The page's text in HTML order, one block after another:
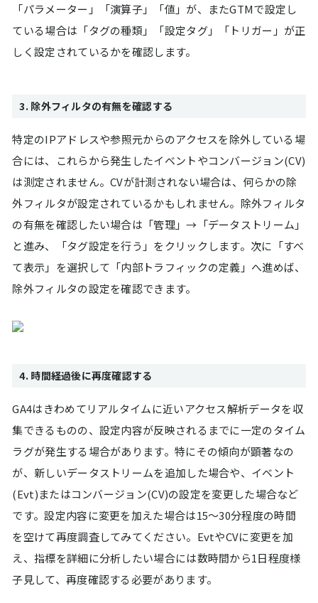
「パラメーター」「演算子」「値」が、またGTMで設定し
ている場合は「タグの種類」「設定タグ」「トリガー」が正
しく設定されているかを確認します。
3. 除外フィルタの有無を確認する
特定のIPアドレスや参照元からのアクセスを除外している場
合には、これらから発生したイベントやコンバージョン(CV)
は測定されません。CVが計測されない場合は、何らかの除
外フィルタが設定されているかもしれません。除外フィルタ
の有無を確認したい場合は「管理」→「データストリーム」
と進み、「タグ設定を行う」をクリックします。次に「すべ
て表示」を選択して「内部トラフィックの定義」へ進めば、
除外フィルタの設定を確認できます。
4. 時間経過後に再度確認する
GA4はきわめてリアルタイムに近いアクセス解析データを収
集できるものの、設定内容が反映されるまでに一定のタイム
ラグが発生する場合があります。特にその傾向が顕著なの
が、新しいデータストリームを追加した場合や、イベント
(Evt)またはコンバージョン(CV)の設定を変更した場合など
です。設定内容に変更を加えた場合は15～30分程度の時間
を空けて再度調査してみてください。EvtやCVに変更を加
え、指標を詳細に分析したい場合には数時間から1日程度様
子見して、再度確認する必要があります。